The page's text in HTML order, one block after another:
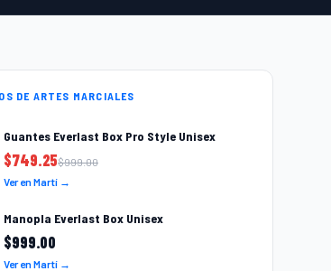
DE ARTES MARCIALES
Guantes Everlast Box Pro Style Unisex
$749.25$999.00
Ver en Martí →
Manopla Everlast Box Unisex
$999.00
Ver en Martí →